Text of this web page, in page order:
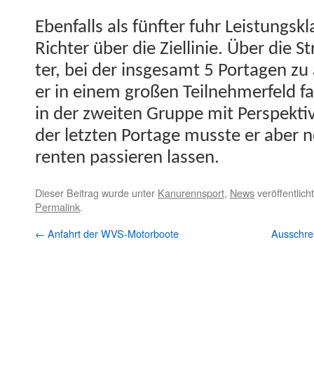
Eben­falls als fün­fter fuhr
Richter über die Ziellinie. Über die
ter, bei der ins­ge­samt 5 Porta­gen
er in einem großen Teil­nehmer­feld
in der zweit­en Gruppe mit
der let­zten Portage musste er aber
renten passieren lassen.
Dieser Beitrag wurde unter Kanurennsport, News
Permalink.
← Anfahrt der WVS-Motorboote